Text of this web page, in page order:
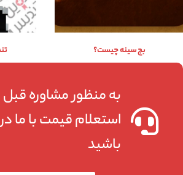
بج سینه چیست؟
به منظور مشاوره قبل
استعلام قیمت با ما در
باشید